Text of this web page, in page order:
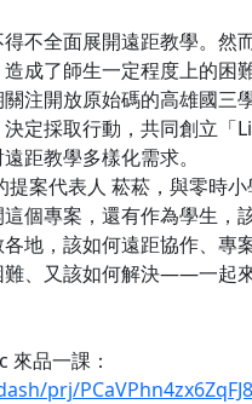
不全面展開遠距教學。然
成了師生一定程度上的困
注開放原始碼的高雄國三
定採取行動，共同創立「
距教學多樣化需求。
案代表人 菘菘，與零時
個專案，還有作為學生，
地，該如何遠距協作、專
難、又該如何解決——一起
品一課：
prj/